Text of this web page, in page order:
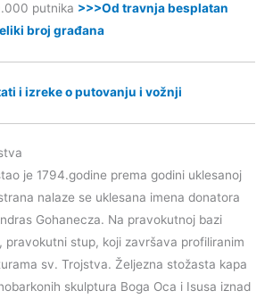
putnika >>>Od travnja besplatan
broj građana
i izreke o putovanju i vožnji
je 1794.godine prema godini uklesanoj
nalaze se uklesana imena donatora
Gohanecza. Na pravokutnoj bazi
pravokutni stup, koji završava profiliranim
sv. Trojstva. Željezna stožasta kapa
skulptura Boga Oca i Isusa iznad